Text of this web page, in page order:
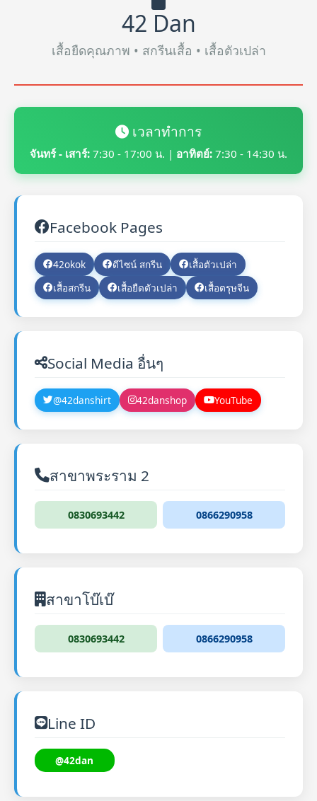
42 Dan
เสื้อยืดคุณภาพ • สกรีนเสื้อ • เสื้อตัวเปล่า
เวลาทำการ
จันทร์ - เสาร์: 7:30 - 17:00 น. | อาทิตย์: 7:30 - 14:30 น.
Facebook Pages
42okok ดีไซน์ สกรีน
เสื้อตัวเปล่า
เสื้อสกรีน
เสื้อยืดตัวเปล่า เสื้อตรุษจีน
Social Media อื่นๆ
@42danshirt 42danshop YouTube
สาขาพระราม 2
0830693442 0866290958
สาขาโบ๊เบ๊
0830693442 0866290958
Line ID
@42dan